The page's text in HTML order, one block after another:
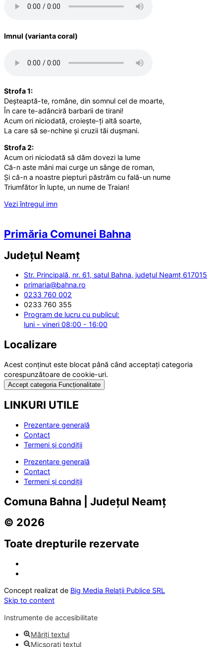
Imnul (varianta coral)
Strofa 1:
Deșteaptă-te, române, din somnul cel de moarte,
În care te-adânciră barbarii de tirani!
Acum ori niciodată, croiește-ți altă soarte,
La care să se-nchine și cruzii tăi dușmani.
Strofa 2:
Acum ori niciodată să dăm dovezi la lume
Că-n aste mâni mai curge un sânge de roman,
Și că-n a noastre piepturi păstrăm cu fală-un nume
Triumfător în lupte, un nume de Traian!
Vezi întregul imn
Primăria Comunei Bahna
Județul Neamț
Str. Principală, nr. 61, satul Bahna, județul Neamț 617015
primaria@bahna.ro
0233 760 002
0233 760 355
Program de lucru cu publicul:
luni - vineri 08:00 - 16:00
Localizare
Acest conținut este blocat până când acceptați categoria
corespunzătoare de cookie-uri.
Accept categoria Funcționalitate
LINKURI UTILE
Prezentare generală
Contact
Termeni și condiții
Prezentare generală
Contact
Termeni și condiții
Comuna Bahna | Județul Neamț
© 2026
Toate drepturile rezervate
Concept realizat de Big Media Relații Publice SRL
Skip to content
Instrumente de accesibilitate
Măriți textul
Micșorați textul